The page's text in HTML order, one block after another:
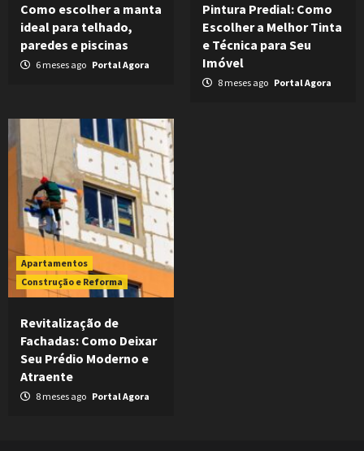
Como escolher a manta
ideal para telhado,
paredes e piscinas
6 meses ago Portal Agora
Pintura Predial: Como
Escolher a Melhor Tinta
e Técnica para Seu
Imóvel
8 meses ago Portal Agora
Apartamentos
Construção e Reforma
Revitalização de
Fachadas: Como Deixar
Seu Prédio Moderno e
Atraente
8 meses ago Portal Agora